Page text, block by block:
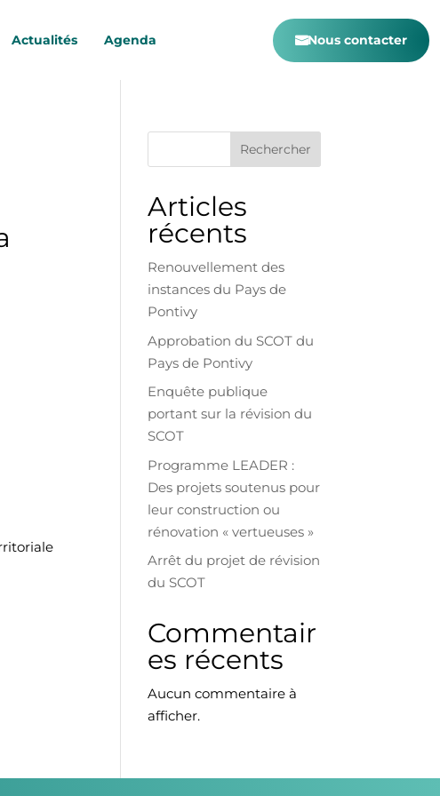
Actualités Agenda Nous contacter
Rechercher
Articles
récents
Renouvellement des
instances du Pays de
Pontivy
Approbation du SCOT du
Pays de Pontivy
Enquête publique
portant sur la révision du
SCOT
Programme LEADER :
Des projets soutenus pour
leur construction ou
rénovation « vertueuses »
Arrêt du projet de révision
du SCOT
Commentair
es récents
Aucun commentaire à
afficher.